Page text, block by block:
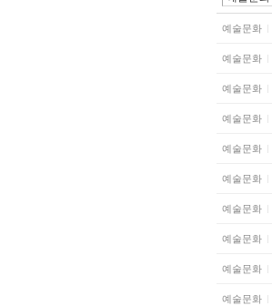
예술문화
예술문화
예술문화
예술문화
예술문화
예술문화
예술문화
예술문화
예술문화
예술문화